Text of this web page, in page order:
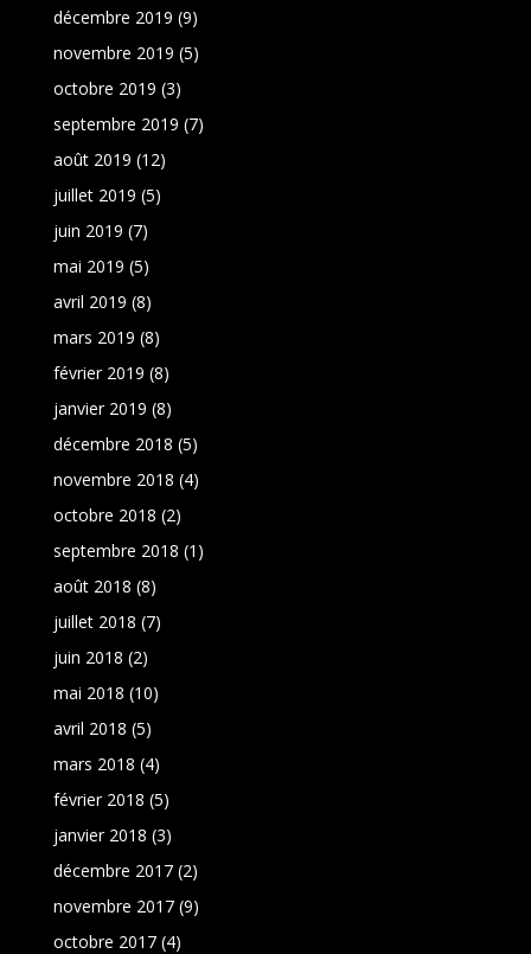
décembre 2019 (9)
novembre 2019 (5)
octobre 2019 (3)
septembre 2019 (7)
août 2019 (12)
juillet 2019 (5)
juin 2019 (7)
mai 2019 (5)
avril 2019 (8)
mars 2019 (8)
février 2019 (8)
janvier 2019 (8)
décembre 2018 (5)
novembre 2018 (4)
octobre 2018 (2)
septembre 2018 (1)
août 2018 (8)
juillet 2018 (7)
juin 2018 (2)
mai 2018 (10)
avril 2018 (5)
mars 2018 (4)
février 2018 (5)
janvier 2018 (3)
décembre 2017(2)
novembre 2017(9)
octobre 2017(4)